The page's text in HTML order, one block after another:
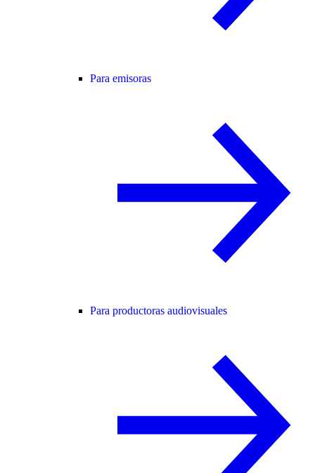
Para emisoras
Para productoras audiovisuales